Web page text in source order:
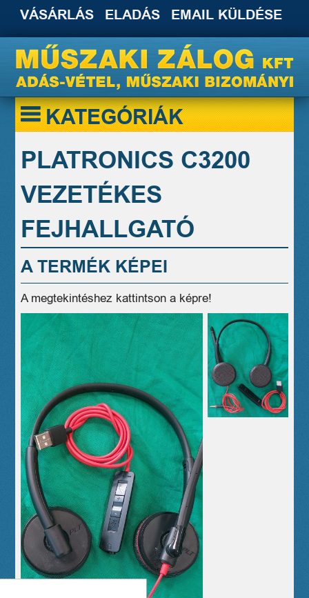
VÁSÁRLÁS ELADÁS EMAIL KÜLDÉSE
KATEGÓRIÁK
PLATRONICS C3200
VEZETÉKES
FEJHALLGATÓ
A TERMÉK KÉPEI
A megtekintéshez kattintson a képre!